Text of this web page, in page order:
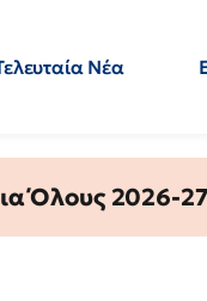
Νέα
Όλους 2026-